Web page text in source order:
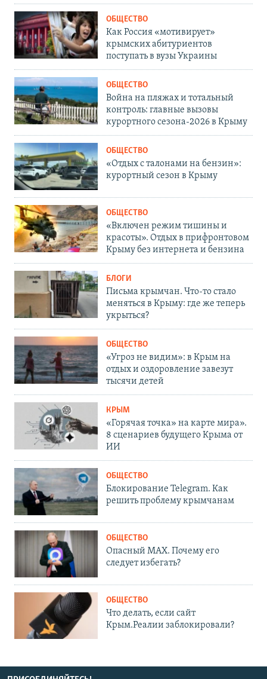
ОБЩЕСТВО
Как Россия «мотивирует»
крымских абитуриентов
поступать в вузы Украины
ОБЩЕСТВО
Война на пляжах и тотальный
контроль: главные вызовы
курортного сезона-2026 в Крыму
ОБЩЕСТВО
«Отдых с талонами на бензин»:
курортный сезон в Крыму
ОБЩЕСТВО
«Включен режим тишины и
красоты». Отдых в прифронтовом
Крыму без интернета и бензина
БЛОГИ
Письма крымчан. Что-то стало
меняться в Крыму: где же теперь
укрыться?
ОБЩЕСТВО
«Угроз не видим»: в Крым на
отдых и оздоровление завезут
тысячи детей
КРЫМ
«Горячая точка» на карте мира».
8 сценариев будущего Крыма от
ИИ
ОБЩЕСТВО
Блокирование Telegram. Как
решить проблему крымчанам
ОБЩЕСТВО
Опасный MAX. Почему его
следует избегать?
ОБЩЕСТВО
Что делать, если сайт
Крым.Реалии заблокировали?